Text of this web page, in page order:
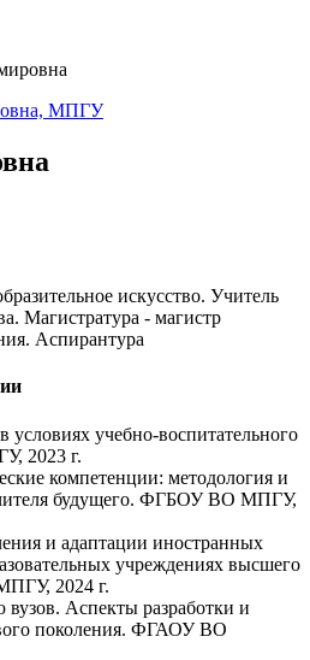
искусство. Учитель
Магистратура - магистр
Аспирантура
учебно-воспитательного
2023 г.
компетенции: методология и
будущего. ФГБОУ ВО МПГУ,
и адаптации иностранных
учреждениях высшего
2024 г.
вузов. Аспекты разработки и
поколения. ФГАОУ ВО